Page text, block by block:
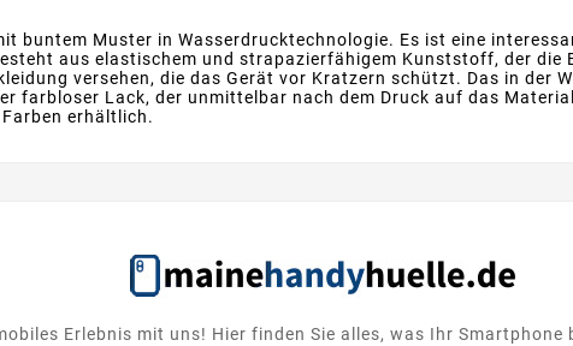
buntem Muster in Wasserdrucktechnologie. Es ist eine
aus elastischem und strapazierfähigem Kunststoff, der die
versehen, die das Gerät vor Kratzern schützt. Das in der
farbloser Lack, der unmittelbar nach dem Druck auf das
erhältlich.
Erlebnis mit uns! Hier finden Sie alles, was Ihr